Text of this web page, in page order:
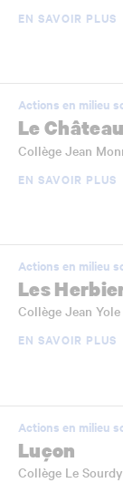
EN SAVOIR PLUS
Actions en milieu
Le
Collège Jean
EN SAVOIR PLUS
Actions en milieu
Les
Collège Jean Yole
EN SAVOIR PLUS
Actions en milieu
Luçon
Collège Le Sourdy